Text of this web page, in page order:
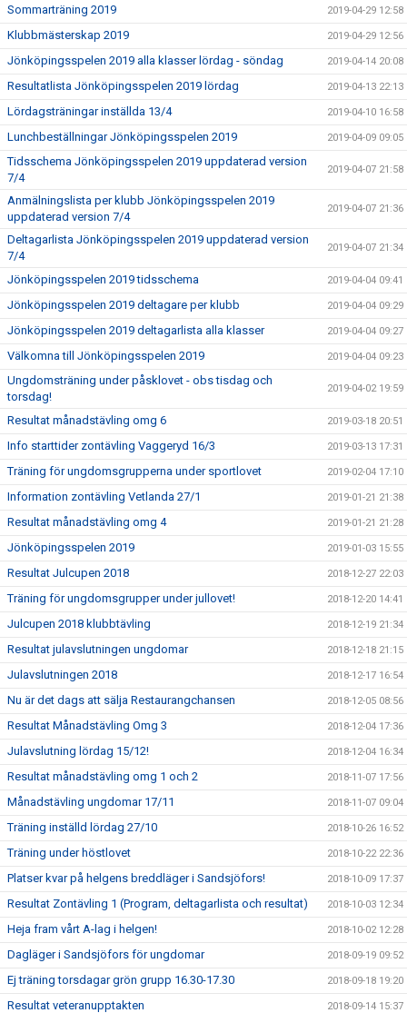
Sommarträning 2019 2019-04-29 12:58
Klubbmästerskap 2019 2019-04-29 12:56
Jönköpingsspelen 2019 alla klasser lördag - söndag 2019-04-14 20:08
Resultatlista Jönköpingsspelen 2019 lördag 2019-04-13 22:13
Lördagsträningar inställda 13/4 2019-04-10 16:58
Lunchbeställningar Jönköpingsspelen 2019 2019-04-09 09:05
Tidsschema Jönköpingsspelen 2019 uppdaterad version
7/4
2019-04-07 21:58
Anmälningslista per klubb Jönköpingsspelen 2019
uppdaterad version 7/4
2019-04-07 21:36
Deltagarlista Jönköpingsspelen 2019 uppdaterad version
7/4
2019-04-07 21:34
Jönköpingsspelen 2019 tidsschema 2019-04-04 09:41
Jönköpingsspelen 2019 deltagare per klubb 2019-04-04 09:29
Jönköpingsspelen 2019 deltagarlista alla klasser 2019-04-04 09:27
Välkomna till Jönköpingsspelen 2019 2019-04-04 09:23
Ungdomsträning under påsklovet - obs tisdag och
torsdag!
2019-04-02 19:59
Resultat månadstävling omg 6 2019-03-18 20:51
Info starttider zontävling Vaggeryd 16/3 2019-03-13 17:31
Träning för ungdomsgrupperna under sportlovet 2019-02-04 17:10
Information zontävling Vetlanda 27/1 2019-01-21 21:38
Resultat månadstävling omg 4 2019-01-21 21:28
Jönköpingsspelen 2019 2019-01-03 15:55
Resultat Julcupen 2018 2018-12-27 22:03
Träning för ungdomsgrupper under jullovet! 2018-12-20 14:41
Julcupen 2018 klubbtävling 2018-12-19 21:34
Resultat julavslutningen ungdomar 2018-12-18 21:15
Julavslutningen 2018 2018-12-17 16:54
Nu är det dags att sälja Restaurangchansen 2018-12-05 08:56
Resultat Månadstävling Omg 3 2018-12-04 17:36
Julavslutning lördag 15/12! 2018-12-04 16:34
Resultat månadstävling omg 1 och 2 2018-11-07 17:56
Månadstävling ungdomar 17/11 2018-11-07 09:04
Träning inställd lördag 27/10 2018-10-26 16:52
Träning under höstlovet 2018-10-22 22:36
Platser kvar på helgens breddläger i Sandsjöfors! 2018-10-09 17:37
Resultat Zontävling 1 (Program, deltagarlista och resultat) 2018-10-03 12:34
Heja fram vårt A-lag i helgen! 2018-10-02 12:28
Dagläger i Sandsjöfors för ungdomar 2018-09-19 09:52
Ej träning torsdagar grön grupp 16.30-17.30 2018-09-18 19:20
Resultat veteranupptakten 2018-09-14 15:37